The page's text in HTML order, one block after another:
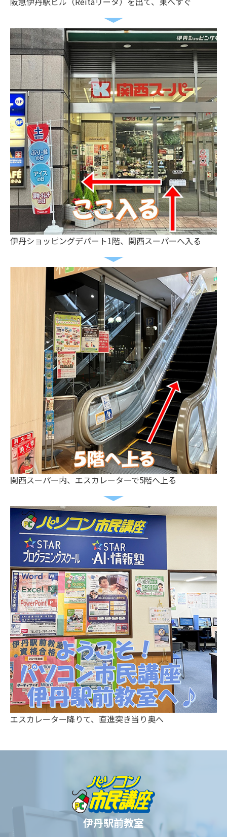
伊丹ショッピングデパート1階、関西スーパーへ入る
関西スーパー内、エスカレーターで5階へ上る
エスカレーター降りて、直進突き当り奥へ
伊丹駅前教室